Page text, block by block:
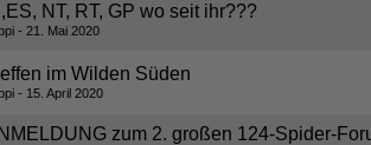
NT, RT, GP wo seit ihr???
21. Mai 2020
im Wilden Süden
15. April 2020
zum 2. großen 124-Spider-